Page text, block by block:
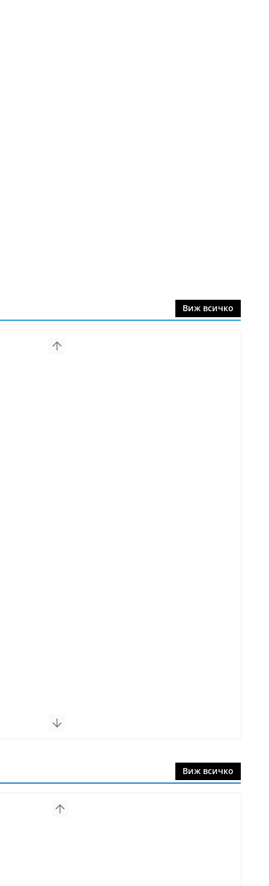
Виж всичко
Виж всичко